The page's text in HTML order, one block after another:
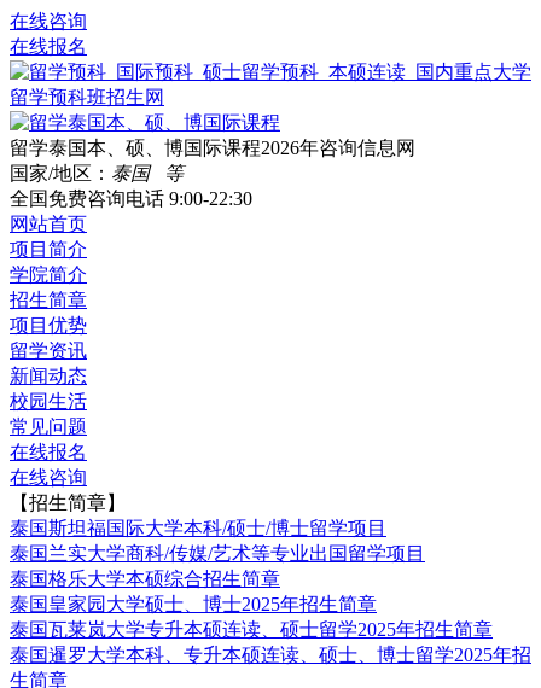
在线咨询
在线报名
留学泰国本、硕、博国际课程2026年咨询信息网
国家/地区： 泰国 等
全国免费咨询电话 9:00-22:30
网站首页
项目简介
学院简介
招生简章
项目优势
留学资讯
新闻动态
校园生活
常见问题
在线报名
在线咨询
【招生简章】
泰国斯坦福国际大学本科/硕士/博士留学项目
泰国兰实大学商科/传媒/艺术等专业出国留学项目
泰国格乐大学本硕综合招生简章
泰国皇家园大学硕士、博士2025年招生简章
泰国瓦莱岚大学专升本硕连读、硕士留学2025年招生简章
泰国暹罗大学本科、专升本硕连读、硕士、博士留学2025年招
生简章